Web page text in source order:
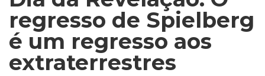
regresso de Spielberg
é um regresso aos
extraterrestres